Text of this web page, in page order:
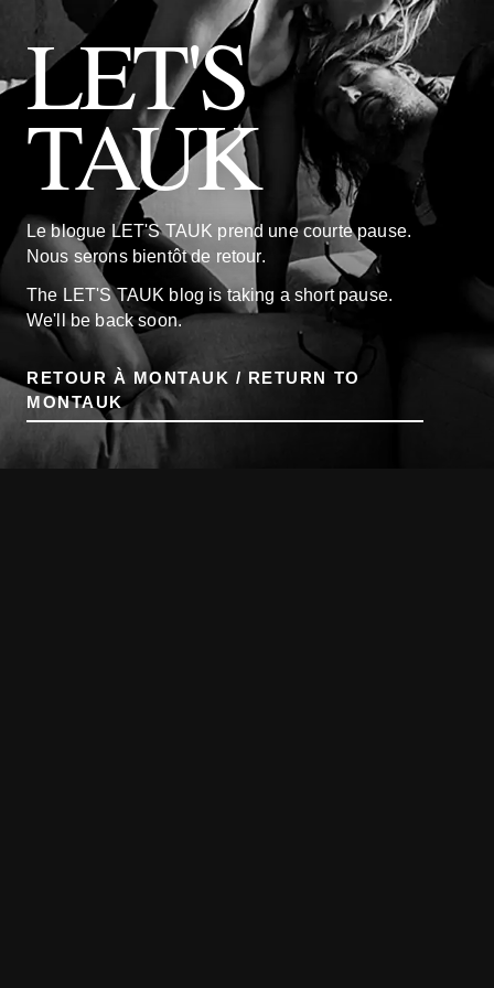
LET'S
TAUK
Le blogue LET'S TAUK prend une courte pause.
Nous serons bientôt de retour.
The LET'S TAUK blog is taking a short pause.
We'll be back soon.
RETOUR À MONTAUK / RETURN TO
MONTAUK